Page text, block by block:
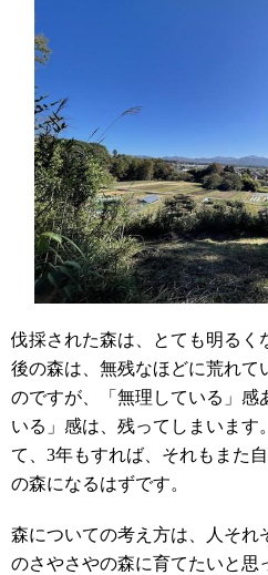
伐採された森は、とても明るく
後の森は、無残なほどに荒れて
のですが、「無理している」感
いる」感は、残ってしまいます
て、 3年もすれば、それもまた
の森になるはずです。
森についての考え方は、人それ
のさやさやの森に育てたいと思